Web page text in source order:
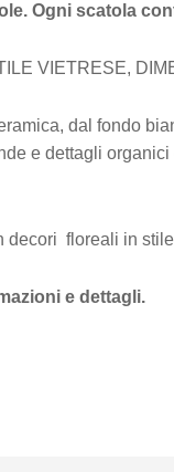
Ogni scatola
VIETRESE,
dal fondo
e dettagli
decori floreali in
e dettagli.